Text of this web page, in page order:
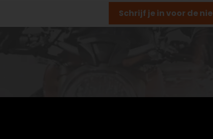
Schrijf je in voor de